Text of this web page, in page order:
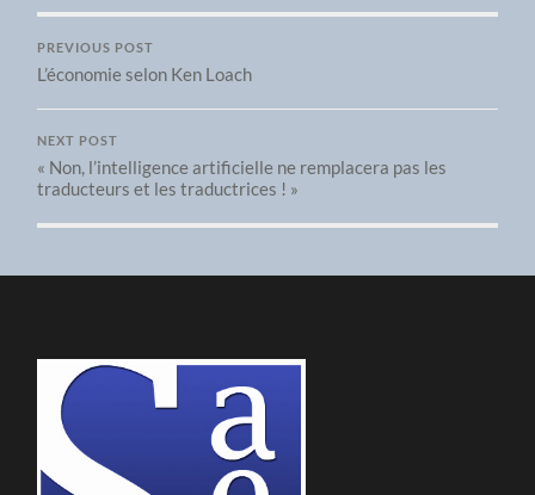
PREVIOUS POST
L’économie selon Ken Loach
NEXT POST
« Non, l’intelligence artificielle ne remplacera pas les
traducteurs et les traductrices ! »